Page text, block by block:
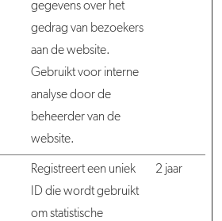
gegevens over het
gedrag van bezoekers
aan de website.
Gebruikt voor interne
analyse door de
beheerder van de
website.
Registreert een uniek
ID die wordt gebruikt
om statistische
2 jaar